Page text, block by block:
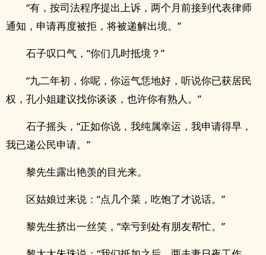
“有，按司法程序提出上诉，两个月前接到代表律师
通知，申请再度被拒，将被递解出境。”
石子叹口气，“你们几时抵境？”
“九二年初，你呢，你运气恁地好，听说你已获居民
权，孔小姐建议找你谈谈，也许你有熟人。”
石子摇头，“正如你说，我纯属幸运，我申请得早，
我已递公民申请。”
黎先生露出艳羡的目光来。
区姑娘过来说：“点几个菜，吃饱了才说话。”
黎先生挤出一丝笑，“幸亏到处有朋友帮忙。”